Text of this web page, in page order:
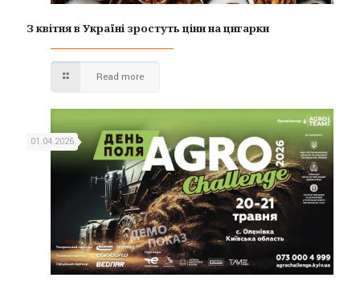
З квітня в Україні зростуть ціни на цигарки
Read more
01.04.2026